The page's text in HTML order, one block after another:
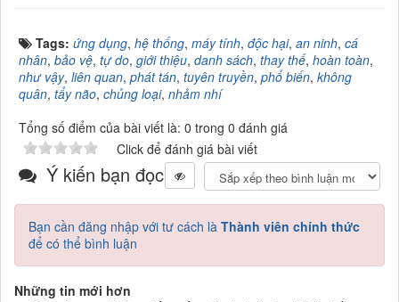
Tags: ứng dụng, hệ thống, máy tính, độc hại, an ninh, cá
nhân, bảo vệ, tự do, giới thiệu, danh sách, thay thế, hoàn toàn,
như vậy, liên quan, phát tán, tuyên truyền, phổ biến, không
quân, tẩy não, chủng loại, nhảm nhí
Tổng số điểm của bài viết là: 0 trong 0 đánh giá
Click để đánh giá bài viết
Ý kiến bạn đọc
Bạn cần đăng nhập với tư cách là Thành viên chính thức
để có thể bình luận
Những tin mới hơn